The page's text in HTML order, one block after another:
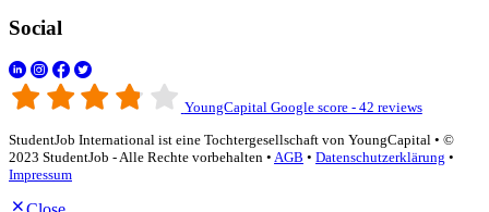
Social
YoungCapital Google score - 42 reviews
StudentJob International ist eine Tochtergesellschaft von YoungCapital • ©
2023 StudentJob - Alle Rechte vorbehalten • AGB • Datenschutzerklärung •
Impressum